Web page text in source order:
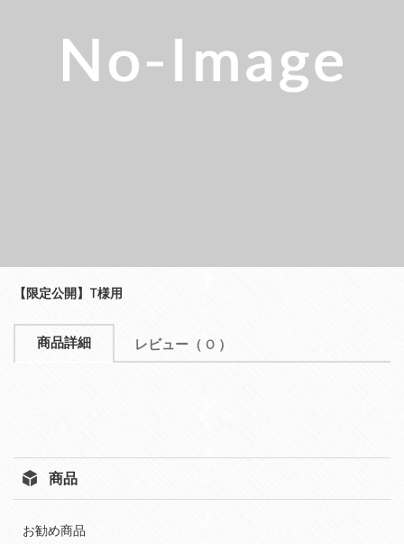
【限定公開】T様用
商品詳細 レビュー （ 0 ）
商品
お勧め商品